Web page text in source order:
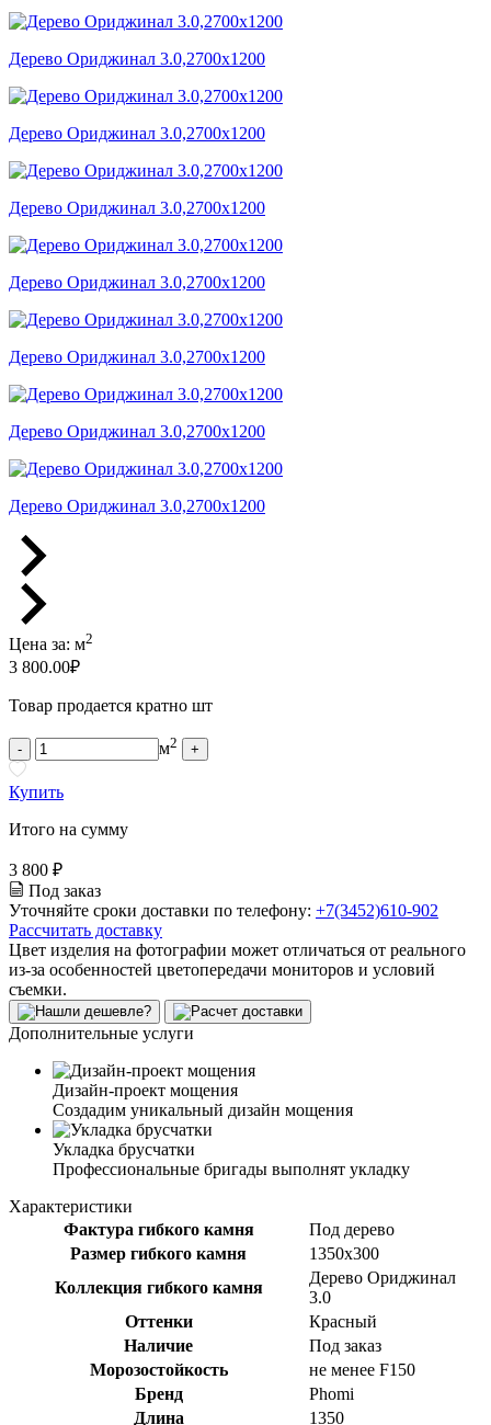
Дерево Ориджинал 3.0,2700x1200
Дерево Ориджинал 3.0,2700x1200
Дерево Ориджинал 3.0,2700x1200
Дерево Ориджинал 3.0,2700x1200
Дерево Ориджинал 3.0,2700x1200
Дерево Ориджинал 3.0,2700x1200
Дерево Ориджинал 3.0,2700x1200
Цена за: м2
3 800.00₽
Товар продается кратно шт
- м2 +
Купить
Итого на сумму
3 800 ₽
Под заказ
Уточняйте сроки доставки по телефону: +7(3452)610-902
Рассчитать доставку
Цвет изделия на фотографии может отличаться от реального
из-за особенностей цветопередачи мониторов и условий
съемки.
Дополнительные услуги
Дизайн-проект мощения
Создадим уникальный дизайн мощения
Укладка брусчатки
Профессиональные бригады выполнят укладку
Характеристики
Фактура гибкого камня
Под дерево
Размер гибкого камня
1350x300
Коллекция гибкого камня
Дерево Ориджинал
3.0
Оттенки
Красный
Наличие
Под заказ
Морозостойкость
не менее F150
Бренд
Phomi
Длина
1350